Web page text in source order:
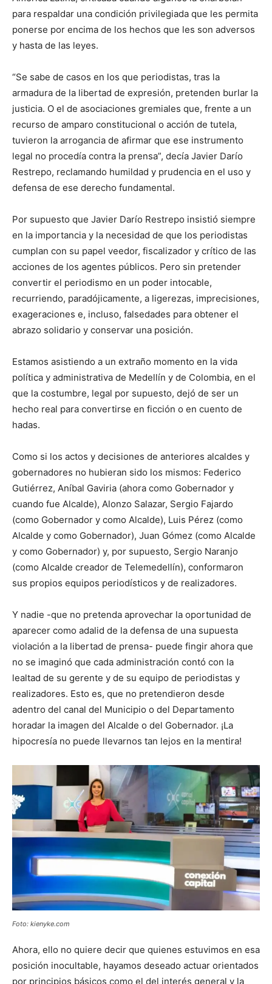
para respaldar una condición privilegiada que les permita
ponerse por encima de los hechos que les son adversos
y hasta de las leyes.
“Se sabe de casos en los que periodistas, tras la
armadura de la libertad de expresión, pretenden burlar la
justicia. O el de asociaciones gremiales que, frente a un
recurso de amparo constitucional o acción de tutela,
tuvieron la arrogancia de afirmar que ese instrumento
legal no procedía contra la prensa”, decía Javier Darío
Restrepo, reclamando humildad y prudencia en el uso y
defensa de ese derecho fundamental.
Por supuesto que Javier Darío Restrepo insistió siempre
en la importancia y la necesidad de que los periodistas
cumplan con su papel veedor, fiscalizador y crítico de las
acciones de los agentes públicos. Pero sin pretender
convertir el periodismo en un poder intocable,
recurriendo, paradójicamente, a ligerezas, imprecisiones,
exageraciones e, incluso, falsedades para obtener el
abrazo solidario y conservar una posición.
Estamos asistiendo a un extraño momento en la vida
política y administrativa de Medellín y de Colombia, en el
que la costumbre, legal por supuesto, dejó de ser un
hecho real para convertirse en ficción o en cuento de
hadas.
Como si los actos y decisiones de anteriores alcaldes y
gobernadores no hubieran sido los mismos: Federico
Gutiérrez, Aníbal Gaviria (ahora como Gobernador y
cuando fue Alcalde), Alonzo Salazar, Sergio Fajardo
(como Gobernador y como Alcalde), Luis Pérez (como
Alcalde y como Gobernador), Juan Gómez (como Alcalde
y como Gobernador) y, por supuesto, Sergio Naranjo
(como Alcalde creador de Telemedellín), conformaron
sus propios equipos periodísticos y de realizadores.
Y nadie -que no pretenda aprovechar la oportunidad de
aparecer como adalid de la defensa de una supuesta
violación a la libertad de prensa- puede fingir ahora que
no se imaginó que cada administración contó con la
lealtad de su gerente y de su equipo de periodistas y
realizadores. Esto es, que no pretendieron desde
adentro del canal del Municipio o del Departamento
horadar la imagen del Alcalde o del Gobernador. ¡La
hipocresía no puede llevarnos tan lejos en la mentira!
Foto: kienyke.com
Ahora, ello no quiere decir que quienes estuvimos en esa
posición inocultable, hayamos deseado actuar orientados
por principios básicos como el del interés general y la